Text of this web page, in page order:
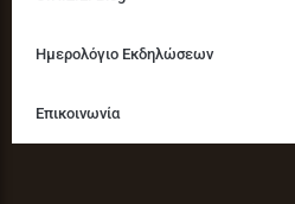
Ημερολόγιο Εκδηλώσεων
Επικοινωνία